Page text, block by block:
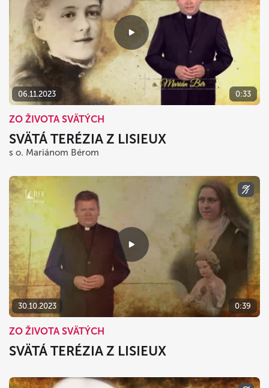
06.11.2023 0:33
ZO ŽIVOTA SVÄTÝCH
SVÄTÁ TERÉZIA Z LISIEUX
s o. Mariánom Bérom
30.10.2023 0:39
ZO ŽIVOTA SVÄTÝCH
SVÄTÁ TERÉZIA Z LISIEUX